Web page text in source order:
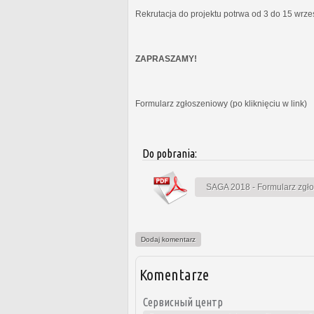
Rekrutacja do projektu potrwa od 3 do 15
ZAPRASZAMY!
Formularz zgłoszeniowy (po kliknięciu w link)
Do pobrania:
SAGA 2018 - Formularz
Dodaj komentarz
Komentarze
Сервисный центр